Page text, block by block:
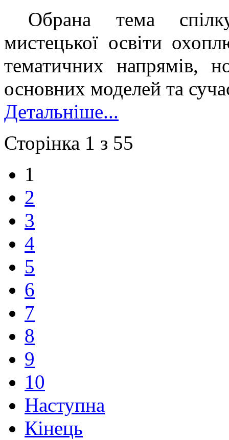
Обрана тема
мистецької освіти
тематичних напрямів,
основних моделей та
Детальніше...
Сторінка 1 з 55
1
2
3
4
5
6
7
8
9
10
Наступна
Кінець